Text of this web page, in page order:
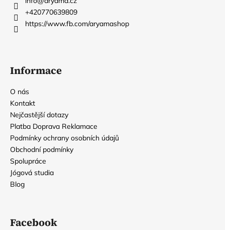
+420770639809
https://www.fb.com/aryamashop
Informace
O nás
Kontakt
Nejčastější dotazy
Platba Doprava Reklamace
Podmínky ochrany osobních údajů
Obchodní podmínky
Spolupráce
Jógová studia
Blog
Facebook